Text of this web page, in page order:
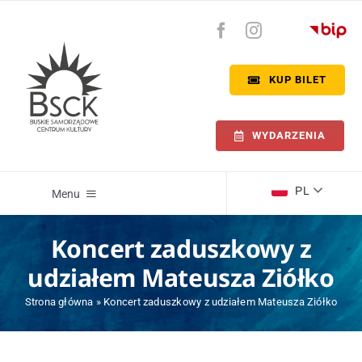
zawartości
KUP BILET
WYDARZENIA
Menu
Wydarzenia
Kino Zdrój
PL
Koncert zaduszkowy z
udziałem Mateusza Ziółko
Strona główna » Koncert zaduszkowy z udziałem Mateusza Ziółko